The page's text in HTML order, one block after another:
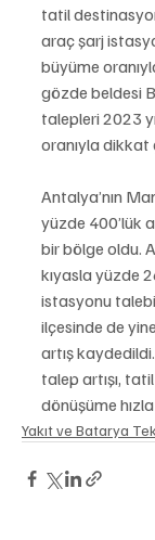
tatil
araç şarj
büyüme
gözde beldesi
talepleri 2023
oranıyla dikkat
Antalya’nın
yüzde 400’lük
bir bölge oldu.
kıyasla yüzde
istasyonu talebi
ilçesinde de
artış
talep artışı,
dönüşüme
Yakıt ve Batarya